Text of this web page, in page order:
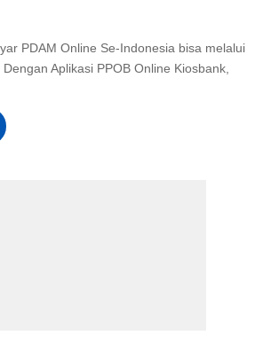
PDAM Online Se-Indonesia bisa melalui
Aplikasi PPOB Online Kiosbank,